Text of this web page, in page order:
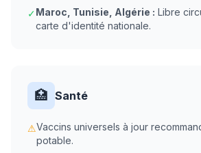
✓Maroc, Tunisie, Algérie : Libre
carte d'identité nationale.
🏥 Santé
⚠Vaccins universels à jour
potable.